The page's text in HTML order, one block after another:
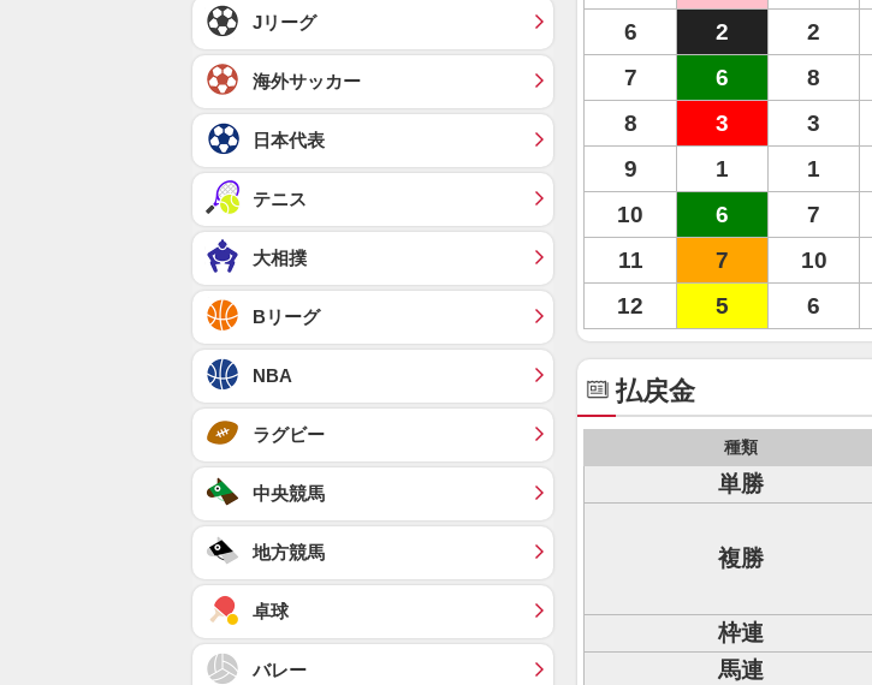
6
2 2
7
6 8
8
3 3
9
1 1
10
6 7
11
7 10
12
5 6
払戻金
種類
単勝
複勝
枠連
馬連
Jリーグ
海外サッカー
日本代表
テニス
大相撲
Bリーグ
NBA
ラグビー
中央競馬
地方競馬
卓球
バレー